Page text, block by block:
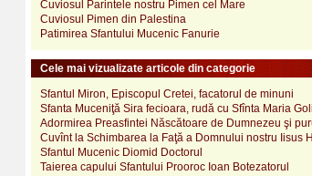
Cuviosul Parintele nostru Pimen cel Mare
Cuviosul Pimen din Palestina
Patimirea Sfantului Mucenic Fanurie
Cele mai vizualizate articole din categorie
Sfantul Miron, Episcopul Cretei, facatorul de minuni
Sfanta Muceniţă Sira fecioara, rudă cu Sfînta Maria
Adormirea Preasfintei Născătoare de Dumnezeu şi
Cuvînt la Schimbarea la Faţă a Domnului nostru Iisus
Sfantul Mucenic Diomid Doctorul
Taierea capului Sfantului Prooroc Ioan Botezatorul